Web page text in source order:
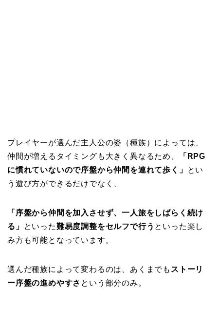
プレイヤーが選んだ主人公の姿（種族）によっては、
仲間が増えるタイミングも大きく異なるため、
「RPG
に慣れていないので序盤から仲間を連れて歩く」
とい
う遊び方ができるだけでなく、
「序盤から仲間を加入させず、一人旅をしばらく続け
る」
といった難易度調整をセルフで行う といった楽し
み方も可能となっています。
選んだ種族によって変わるのは、あくまでも ストーリ
ー序盤の進めやすさ という部分のみ。